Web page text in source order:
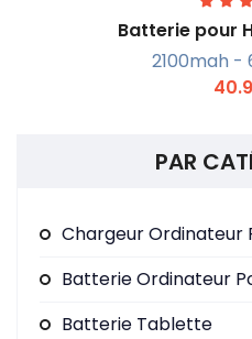
En
Batterie pour
2100mah -
PAR
Chargeur Ordinateur
Batterie Ordinateur
Batterie Tablette